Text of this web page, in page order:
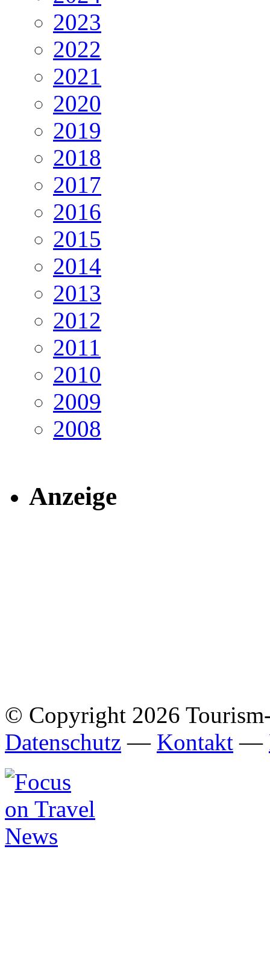
2023
2022
2021
2020
2019
2018
2017
2016
2015
2014
2013
2012
2011
2010
2009
2008
Anzeige
© Copyright 2026
Datenschutz — Kontakt —